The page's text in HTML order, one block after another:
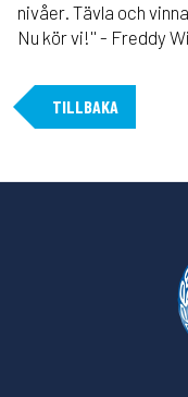
nivåer. Tävla och
Nu kör vi!'' - Freddy
TILLBAKA